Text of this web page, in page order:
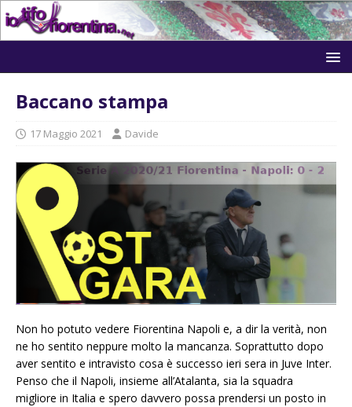
Baccano stampa
17 Maggio 2021 Davide
Non ho potuto vedere Fiorentina Napoli e, a dir la verità, non
ne ho sentito neppure molto la mancanza. Soprattutto dopo
aver sentito e intravisto cosa è successo ieri sera in Juve Inter.
Penso che il Napoli, insieme all’Atalanta, sia la squadra
migliore in Italia e spero davvero possa prendersi un posto in